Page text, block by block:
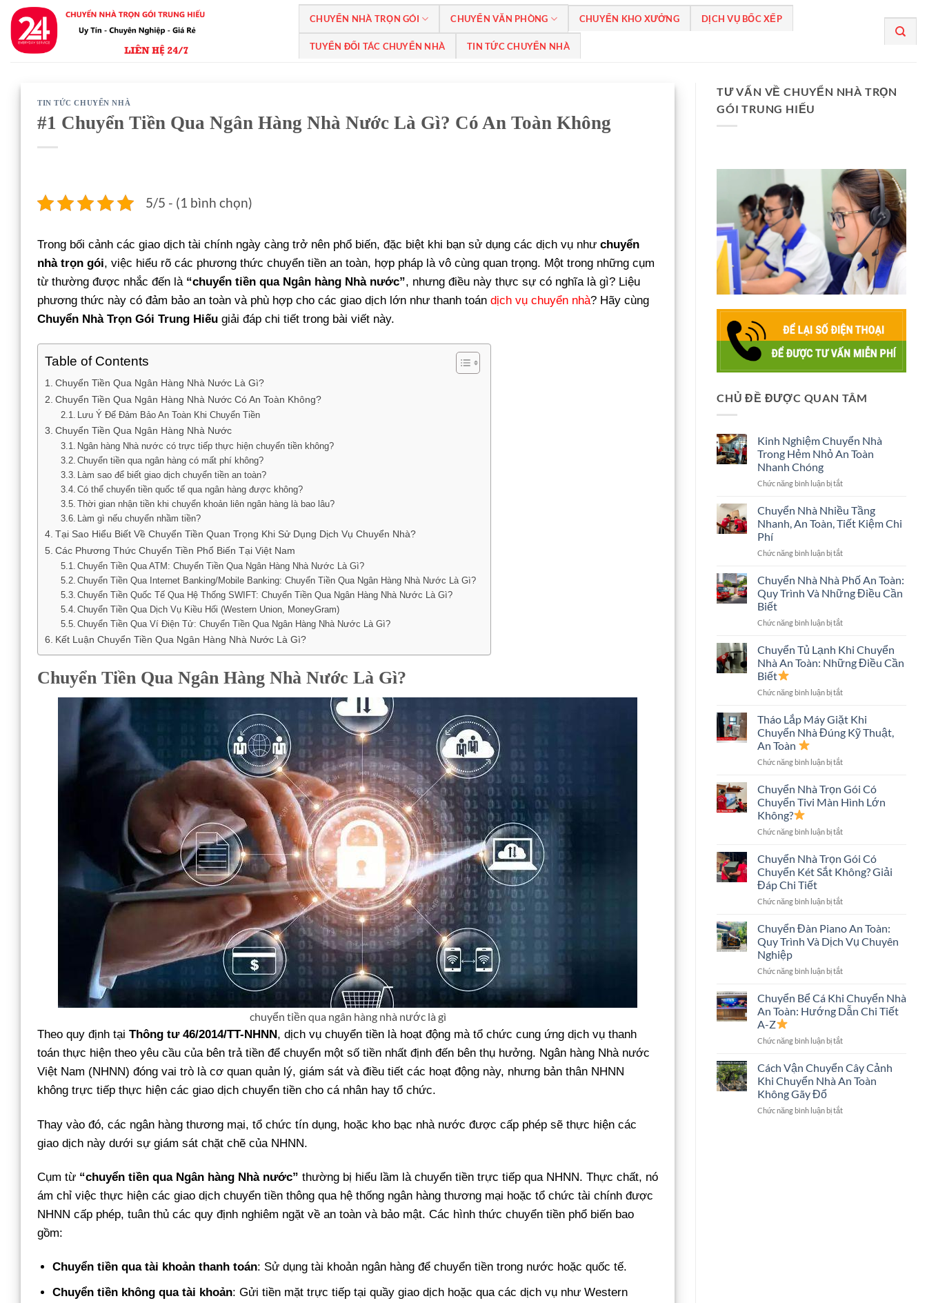
qua
nội
CHUYỂN NHÀ TRỌN GÓI CHUYỂN VĂN PHÒNG CHUYỂN KHO XƯỞNG DỊCH VỤ BỐC XẾP
TUYỂN ĐỐI TÁC CHUYỂN NHÀ TIN TỨC CHUYỂN NHÀ
TIN TỨC CHUYỂN NHÀ
#1 Chuyển Tiền Qua Ngân Hàng Nhà Nước Là Gì? Có An Toàn Không
5/5 - (1 bình chọn)
Trong bối cảnh các giao dịch tài chính ngày càng trở nên phổ biến, đặc biệt khi bạn sử dụng các dịch vụ như chuyển
nhà trọn gói, việc hiểu rõ các phương thức chuyển tiền an toàn, hợp pháp là vô cùng quan trọng. Một trong những cụm
từ thường được nhắc đến là “chuyển tiền qua Ngân hàng Nhà nước”, nhưng điều này thực sự có nghĩa là gì? Liệu
phương thức này có đảm bảo an toàn và phù hợp cho các giao dịch lớn như thanh toán dịch vụ chuyển nhà? Hãy cùng
Chuyển Nhà Trọn Gói Trung Hiếu giải đáp chi tiết trong bài viết này.
Table of Contents
Chuyển Tiền Qua Ngân Hàng Nhà Nước Là Gì?
Chuyển Tiền Qua Ngân Hàng Nhà Nước Có An Toàn Không?
Lưu Ý Để Đảm Bảo An Toàn Khi Chuyển Tiền
Chuyển Tiền Qua Ngân Hàng Nhà Nước
Ngân hàng Nhà nước có trực tiếp thực hiện chuyển tiền không?
Chuyển tiền qua ngân hàng có mất phí không?
Làm sao để biết giao dịch chuyển tiền an toàn?
Có thể chuyển tiền quốc tế qua ngân hàng được không?
Thời gian nhận tiền khi chuyển khoản liên ngân hàng là bao lâu?
Làm gì nếu chuyển nhầm tiền?
Tại Sao Hiểu Biết Về Chuyển Tiền Quan Trọng Khi Sử Dụng Dịch Vụ Chuyển Nhà?
Các Phương Thức Chuyển Tiền Phổ Biến Tại Việt Nam
Chuyển Tiền Qua ATM: Chuyển Tiền Qua Ngân Hàng Nhà Nước Là Gì?
Chuyển Tiền Qua Internet Banking/Mobile Banking: Chuyển Tiền Qua Ngân Hàng Nhà Nước Là Gì?
Chuyển Tiền Quốc Tế Qua Hệ Thống SWIFT: Chuyển Tiền Qua Ngân Hàng Nhà Nước Là Gì?
Chuyển Tiền Qua Dịch Vụ Kiều Hối (Western Union, MoneyGram)
Chuyển Tiền Qua Ví Điện Tử: Chuyển Tiền Qua Ngân Hàng Nhà Nước Là Gì?
Kết Luận Chuyển Tiền Qua Ngân Hàng Nhà Nước Là Gì?
Chuyển Tiền Qua Ngân Hàng Nhà Nước Là Gì?
chuyển tiền qua ngân hàng nhà nước là gì
Theo quy định tại Thông tư 46/2014/TT-NHNN , dịch vụ chuyển tiền là hoạt động mà tổ chức cung ứng dịch vụ thanh
toán thực hiện theo yêu cầu của bên trả tiền để chuyển một số tiền nhất định đến bên thụ hưởng. Ngân hàng Nhà nước
Việt Nam (NHNN) đóng vai trò là cơ quan quản lý, giám sát và điều tiết các hoạt động này, nhưng bản thân NHNN
không trực tiếp thực hiện các giao dịch chuyển tiền cho cá nhân hay tổ chức.
Thay vào đó, các ngân hàng thương mại, tổ chức tín dụng, hoặc kho bạc nhà nước được cấp phép sẽ thực hiện các
giao dịch này dưới sự giám sát chặt chẽ của NHNN.
Cụm từ “chuyển tiền qua Ngân hàng Nhà nước” thường bị hiểu lầm là chuyển tiền trực tiếp qua NHNN. Thực chất, nó
ám chỉ việc thực hiện các giao dịch chuyển tiền thông qua hệ thống ngân hàng thương mại hoặc tổ chức tài chính được
NHNN cấp phép, tuân thủ các quy định nghiêm ngặt về an toàn và bảo mật. Các hình thức chuyển tiền phổ biến bao
gồm:
Chuyển tiền qua tài khoản thanh toán: Sử dụng tài khoản ngân hàng để chuyển tiền trong nước hoặc quốc tế.
Chuyển tiền không qua tài khoản: Gửi tiền mặt trực tiếp tại quầy giao dịch hoặc qua các dịch vụ như Western
TƯ VẤN VỀ CHUYỂN NHÀ TRỌN
GÓI TRUNG HIẾU
CHỦ ĐỀ ĐƯỢC QUAN TÂM
Kinh Nghiệm Chuyển Nhà
Trong Hẻm Nhỏ An Toàn
Nhanh Chóng
Chức năng bình luận bị tắtở
Nghiệm
Chuyển
Nhà
Hẻm
An
Nhanh
Chuyển Nhà Nhiều Tầng
Nhanh, An Toàn, Tiết Kiệm Chi
Phí
Chức năng bình luận bị tắtở
Nhà
Nhiều
Tầng
An
Tiết
Kiệm
Chi
Chuyển Nhà Nhà Phố An Toàn:
Quy Trình Và Những Điều Cần
Biết
Chức năng bình luận bị tắtở
Nhà
Nhà
Phố
Toàn:
Trình
Những
Cần
Chuyển Tủ Lạnh Khi Chuyển
Nhà An Toàn: Những Điều Cần
Biết
Chức năng bình luận bị tắtở
Tủ
Lạnh
Khi
Nhà
Toàn:
Điều
Biết
Tháo Lắp Máy Giặt Khi
Chuyển Nhà Đúng Kỹ Thuật,
An Toàn
Chức năng bình luận bị tắtở
Lắp
Máy
Giặt
Chuyển
Đúng
Thuật,
Toàn
Chuyển Nhà Trọn Gói Có
Chuyển Tivi Màn Hình Lớn
Không?
Chức năng bình luận bị tắtở
Nhà
Trọn
Gói
Chuyển
Màn
Lớn
Chuyển Nhà Trọn Gói Có
Chuyển Két Sắt Không? Giải
Đáp Chi Tiết
Chức năng bình luận bị tắtở
Nhà
Trọn
Gói
Chuyển
Sắt
Không?
Giải
Chi
Chuyển Đàn Piano An Toàn:
Quy Trình Và Dịch Vụ Chuyên
Nghiệp
Chức năng bình luận bị tắtở
Đàn
Piano
An
Quy
Và
Vụ
Nghiệp
Chuyển Bể Cá Khi Chuyển Nhà
An Toàn: Hướng Dẫn Chi Tiết
A-Z
Chức năng bình luận bị tắtở
Bể
Cá
Khi
Nhà
Cách Vận Chuyển Cây Cảnh
Khi Chuyển Nhà An Toàn
Không Gãy Đổ
Chức năng bình luận bị tắtở